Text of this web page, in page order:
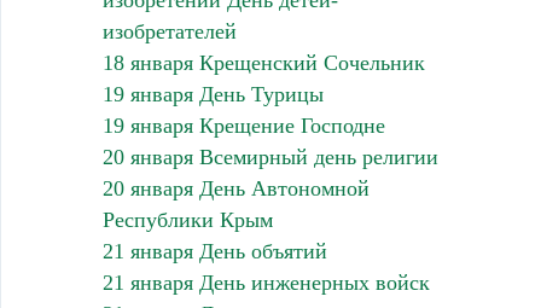
изобретателей
18 января Крещенский Сочельник
19 января День Турицы
19 января Крещение Господне
20 января Всемирный день религии
20 января День Автономной
Республики Крым
21 января День объятий
21 января День инженерных войск